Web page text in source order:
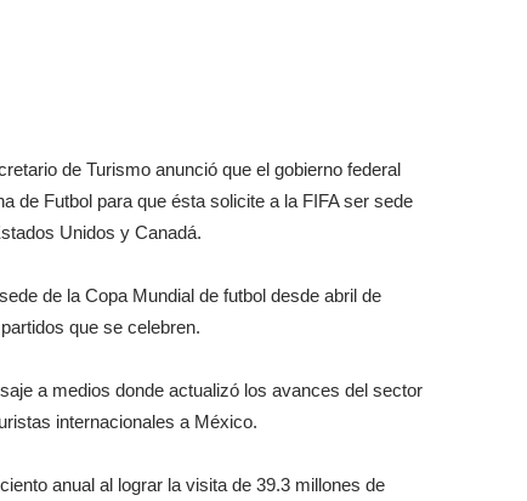
de Turismo anunció que el gobierno federal
de Futbol para que ésta solicite a la FIFA ser sede
Unidos y Canadá.
de la Copa Mundial de futbol desde abril de
que se celebren.
a medios donde actualizó los avances del sector
internacionales a México.
anual al lograr la visita de 39.3 millones de